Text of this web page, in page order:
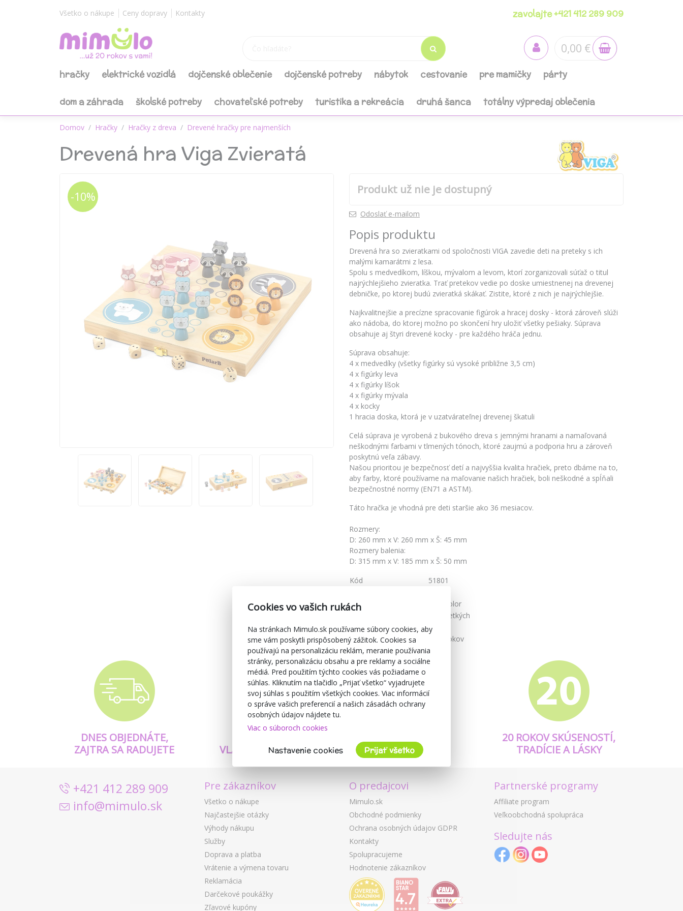
Všetko o nákupe Ceny dopravy Kontakty zavolajte +421 412 289 909
0,00 €
hračky elektrické vozidlá dojčenské oblečenie dojčenské potreby nábytok cestovanie pre mamičky párty
dom a záhrada školské potreby chovateľské potreby turistika a rekreácia druhá šanca totálny výpredaj oblečenia
Domov Hračky Hračky z dreva Drevené hračky pre najmenších
Drevená hra Viga Zvieratá
-10%
Produkt už nie je dostupný
Odoslať e-mailom
Popis produktu
Drevená hra so zvieratkami od spoločnosti VIGA zavedie deti na preteky s ich
malými kamarátmi z lesa.
Spolu s medvedíkom, líškou, mývalom a levom, ktorí zorganizovali súťaž o titul
najrýchlejšieho zvieratka. Trať pretekov vedie po doske umiestnenej na drevenej
debničke, po ktorej budú zvieratká skákať. Zistite, ktoré z nich je najrýchlejšie.
Najkvalitnejšie a precízne spracovanie figúrok a hracej dosky - ktorá zároveň slúži
ako nádoba, do ktorej možno po skončení hry uložiť všetky pešiaky. Súprava
obsahuje aj štyri drevené kocky - pre každého hráča jednu.
Súprava obsahuje:
4 x medvedíky (všetky figúrky sú vysoké približne 3,5 cm)
4 x figúrky leva
4 x figúrky líšok
4 x figúrky mývala
4 x kocky
1 hracia doska, ktorá je v uzatvárateľnej drevenej škatuli
Celá súprava je vyrobená z bukového dreva s jemnými hranami a namaľovaná
neškodnými farbami v tlmených tónoch, ktoré zaujmú a podporia hru a zároveň
poskytnú veľa zábavy.
Našou prioritou je bezpečnosť detí a najvyššia kvalita hračiek, preto dbáme na to,
aby farby, ktoré používame na maľovanie našich hračiek, boli neškodné a spĺňali
bezpečnostné normy (EN71 a ASTM).
Táto hračka je vhodná pre deti staršie ako 36 mesiacov.
Rozmery:
D: 260 mm x V: 260 mm x Š: 45 mm
Rozmery balenia:
D: 315 mm x V: 185 mm x Š: 50 mm
Kód
51801
Farba
Multicolor
Pre všetkých
Materiál
Drevo
Doporučený vek
od 3 rokov
DNES OBJEDNÁTE,
ZAJTRA SA RADUJETE
VLASTNÉ PRODUKTY
A KVALITA
20 ROKOV SKÚSENOSTÍ,
TRADÍCIE A LÁSKY
+421 412 289 909
info@mimulo.sk
Pre zákazníkov
Všetko o nákupe
Najčastejšie otázky
Výhody nákupu
Služby
Doprava a platba
Vrátenie a výmena tovaru
Reklamácia
Darčekové poukážky
Zľavové kupóny
O predajcovi
Mimulo.sk
Obchodné podmienky
Ochrana osobných údajov GDPR
Kontakty
Spolupracujeme
Hodnotenie zákazníkov
Partnerské programy
Affiliate program
Veľkoobchodná spolupráca
Sledujte nás
Cookies vo vašich rukách
Na stránkach Mimulo.sk používame súbory cookies, aby
sme vám poskytli prispôsobený zážitok. Cookies sa
používajú na personalizáciu reklám, meranie používania
stránky, personalizáciu obsahu a pre reklamy a sociálne
médiá. Pred použitím týchto cookies vás požiadame o
súhlas. Kliknutím na tlačidlo „Prijať všetko“ vyjadrujete
svoj súhlas s použitím všetkých cookies. Viac informácií
o správe vašich preferencií a našich zásadách ochrany
osobných údajov nájdete tu.
Viac o súboroch cookies
Nastavenie cookies Prijať všetko